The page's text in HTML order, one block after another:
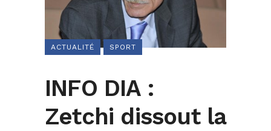
ACTUALITÉ SPORT
INFO DIA :
Zetchi dissout la